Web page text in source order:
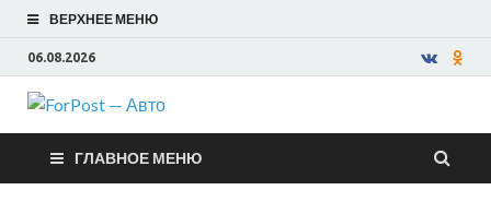
ВЕРХНЕЕ МЕНЮ
06.08.2026
ForPost —
Авто
ГЛАВНОЕ МЕНЮ